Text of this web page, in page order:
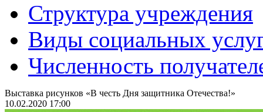
Структура учреждения
Виды социальных
Численность
Выставка рисунков «В честь Дня защитника Отечества!»
10.02.2020 17:00